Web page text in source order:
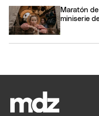
Maratón
miniserie